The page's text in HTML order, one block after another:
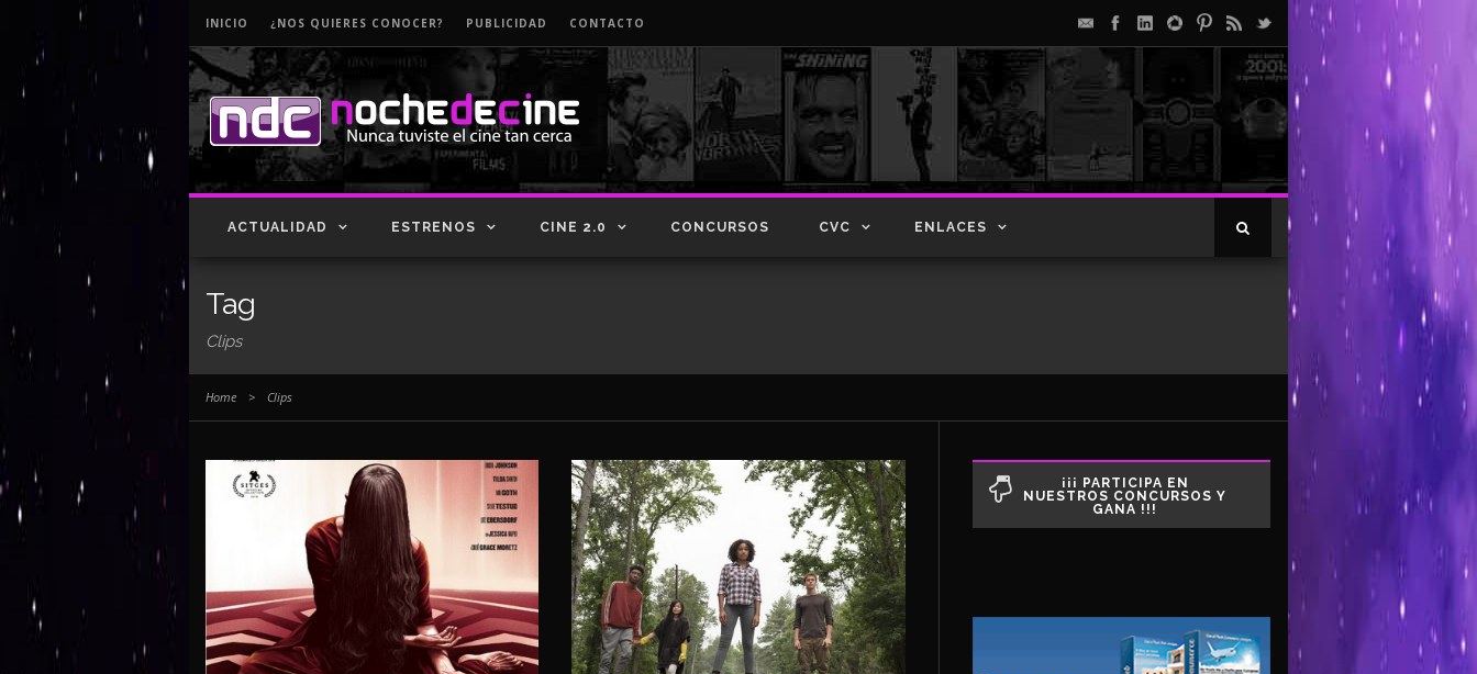
INICIO ¿NOS QUIERES CONOCER? PUBLICIDAD CONTACTO
ACTUALIDAD ESTRENOS CINE 2.0 CONCURSOS CVC ENLACES
Tag
Clips
Home > Clips
¡¡¡ PARTICIPA EN
NUESTROS CONCURSOS Y
GANA !!!